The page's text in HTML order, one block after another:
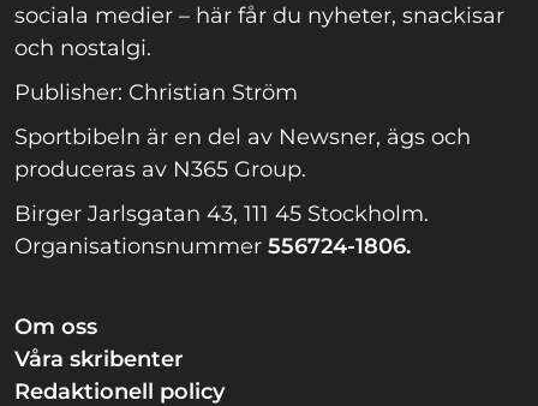
sociala medier – här får du nyheter, snackisar
och nostalgi.
Publisher: Christian Ström
Sportbibeln är en del av Newsner, ägs och
produceras av N365 Group.
Birger Jarlsgatan 43, 111 45 Stockholm.
Organisationsnummer 556724-1806.
Om oss
Våra skribenter
Redaktionell policy